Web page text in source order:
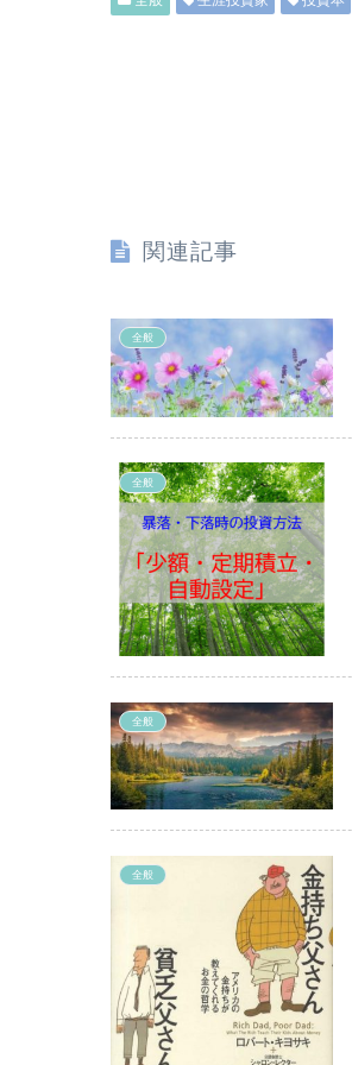
関連記事
全般
全般
全般
全般